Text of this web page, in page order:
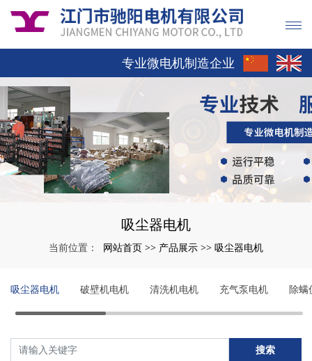
专业微电机制造企业
吸尘器电机
当前位置： 网站首页 >> 产品展示 >> 吸尘器电机
吸尘器电机 破壁机电机 清洗机电机 充气泵电机 除螨
搜索